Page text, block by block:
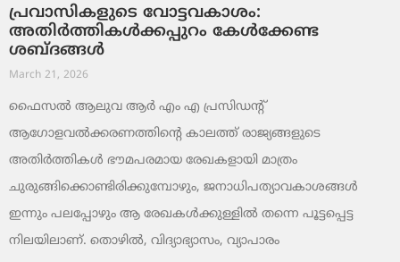
പ്രവാസികളുടെ വോട്ടവകാശം:
അതിർത്തികൾക്കപ്പുറം കേൾക്കേണ്ട
ശബ്ദങ്ങൾ
March 21, 2026
ഫൈസൽ ആലുവ ആർ എം എ പ്രസിഡന്റ്
ആഗോളവൽക്കരണത്തിന്റെ കാലത്ത് രാജ്യങ്ങളുടെ
അതിർത്തികൾ ഭൗമപരമായ രേഖകളായി മാത്രം
ചുരുങ്ങിക്കൊണ്ടിരിക്കുമ്പോഴും, ജനാധിപത്യാവകാശങ്ങൾ
ഇന്നും പലപ്പോഴും ആ രേഖകൾക്കുള്ളിൽ തന്നെ പൂട്ടപ്പെട്ട
നിലയിലാണ്. തൊഴിൽ, വിദ്യാഭ്യാസം, വ്യാപാരം